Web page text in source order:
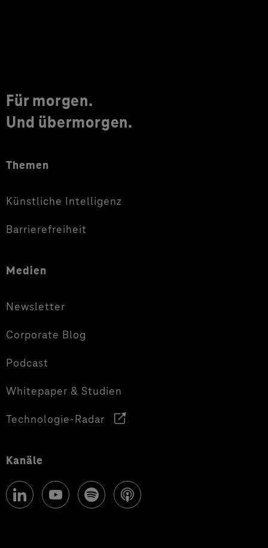
Für morgen.
Und übermorgen.
Themen
Künstliche Intelligenz
Barrierefreiheit
Medien
Newsletter
Corporate Blog
Podcast
Whitepaper & Studien
Technologie-Radar
Kanäle